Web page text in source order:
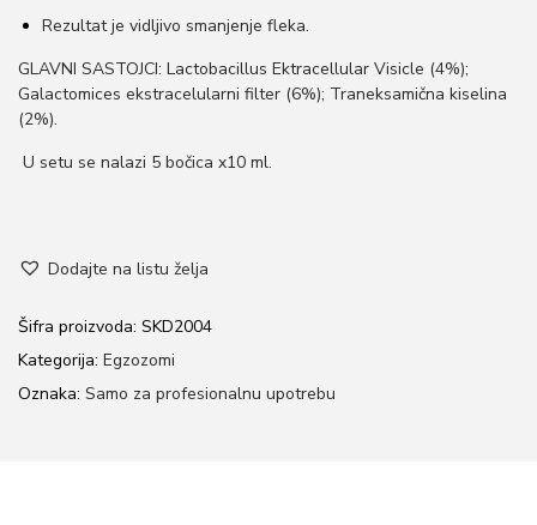
Rezultat je vidljivo smanjenje fleka.
GLAVNI SASTOJCI: Lactobacillus Ektracellular Visicle (4%);
Galactomices ekstracelularni filter (6%); Traneksamična kiselina
(2%).
U setu se nalazi 5 bočica x10 ml.
Dodajte na listu želja
Šifra proizvoda: SKD2004
Kategorija: Egzozomi
Oznaka: Samo za profesionalnu upotrebu